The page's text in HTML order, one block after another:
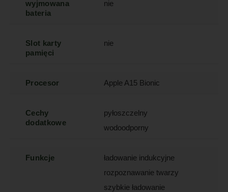
wyjmowana
bateria
nie
Slot karty
pamięci
nie
Procesor Apple A15 Bionic
Cechy
dodatkowe
pyłoszczelny
wodoodporny
Funkcje
ładowanie indukcyjne
rozpoznawanie twarzy
szybkie ładowanie